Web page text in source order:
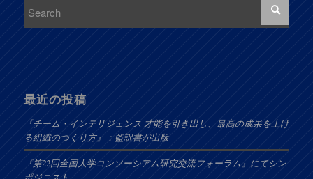
最近の投稿
『チーム・インテリジェンス 才能を引き出し、最高の成果を上げ
る組織のつくり方』：監訳書が出版
『第22回全国大学コンソーシアム研究交流フォーラム』にてシン
ポジニスト